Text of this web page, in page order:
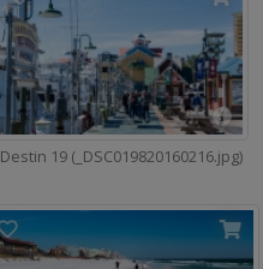
Destin 19 (_DSC019820160216.jpg)